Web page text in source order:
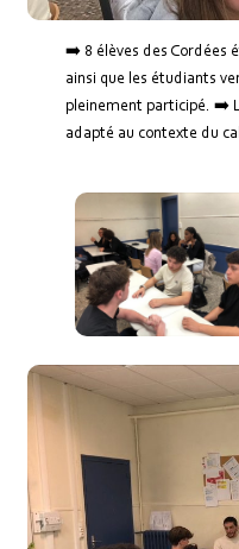
➡️ 8 élèves des Cordées
ainsi que les étudiants
pleinement participé. ➡️
adapté au contexte du